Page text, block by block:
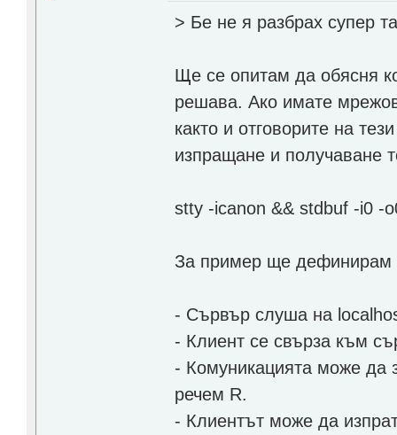
> Бе не я разбрах супер
Ще се опитам да обясня
решава. Ако имате
както и отговорите на
изпращане и получаване
stty -icanon && stdbuf -i0 -
За пример ще дефинирам
- Сървър слуша на
- Клиент се свърза към
- Комуникацията може да
речем R.
- Клиентът може да